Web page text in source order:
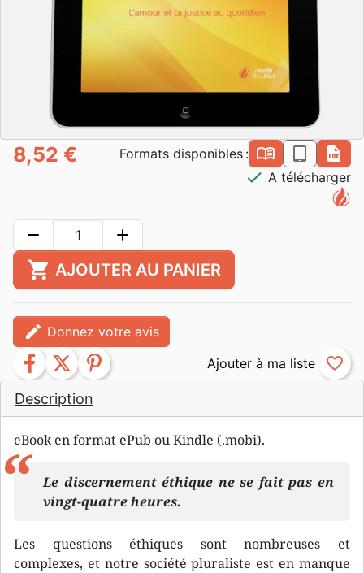
Description
eBook en format ePub ou Kindle (.mobi).
Le discernement éthique ne se fait pas en
vingt-quatre heures.
Les questions éthiques sont nombreuses et
complexes, et notre société pluraliste est en manque
8,52 € Formats disponibles : book_open epub
pdf
check A télécharger
remove add
shopping_cart AJOUTER AU PANIER
edit Donnez votre avis
facebook twitter pinterest favorite_border